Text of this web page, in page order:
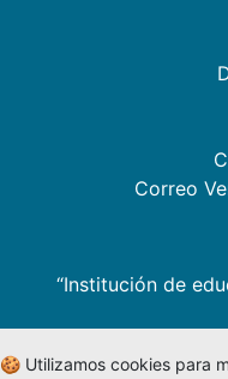
Correo
“Institución de
🍪 Utilizamos cookies para